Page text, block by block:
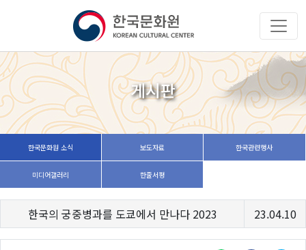
게시판
한국문화원 소식 보도자료 한국관련행사
미디어갤러리 한줄서평
한국의 궁중병과를 도쿄에서 만나다 2023 23.04.10